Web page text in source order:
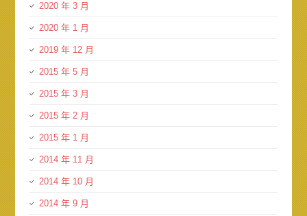
2020 年 3 月
2020 年 1 月
2019 年 12 月
2015 年 5 月
2015 年 3 月
2015 年 2 月
2015 年 1 月
2014 年 11 月
2014 年 10 月
2014 年 9 月